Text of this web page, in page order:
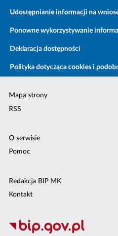
Udostępnianie informacji na
Ponowne wykorzystywanie
Deklaracja dostępności
Polityka dotycząca cookies i
Mapa strony
RSS
O serwisie
Pomoc
Redakcja BIP MK
Kontakt